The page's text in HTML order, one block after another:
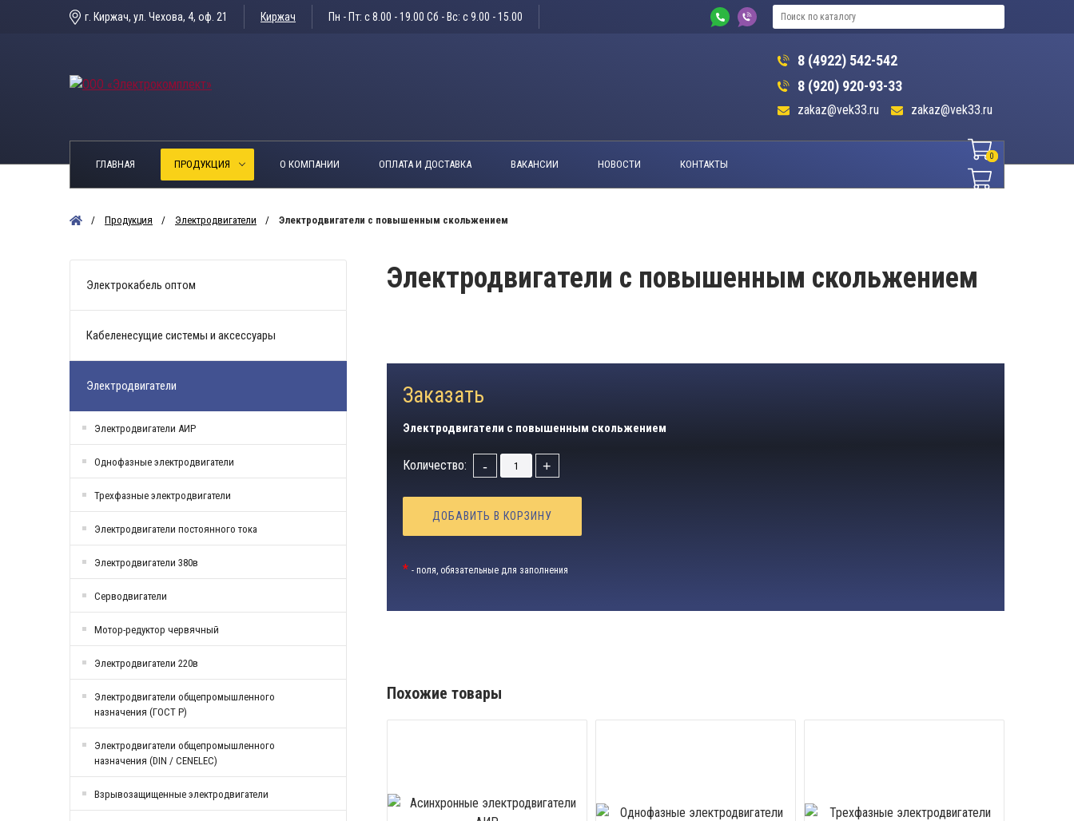
г. Киржач, ул. Чехова, 4, оф. 21 Киржач Пн - Пт: c 8.00 - 19.00 Сб - Вс: c 9.00 - 15.00
8 (4922) 542-542
8 (920) 920-93-33
zakaz@vek33.ru zakaz@vek33.ru
ГЛАВНАЯ ПРОДУКЦИЯ О КОМПАНИИ ОПЛАТА И ДОСТАВКА ВАКАНСИИ НОВОСТИ КОНТАКТЫ
00
Продукция Электродвигатели Электродвигатели с повышенным скольжением
Электродвигатели с повышенным скольжением
Заказать
Электродвигатели с повышенным скольжением
Количество: - +
ДОБАВИТЬ В КОРЗИНУ
* - поля, обязательные для заполнения
Похожие товары
Электрокабель оптом
Кабеленесущие системы и аксессуары
Электродвигатели
Электродвигатели АИР
Однофазные электродвигатели
Трехфазные электродвигатели
Электродвигатели постоянного тока
Электродвигатели 380в
Серводвигатели
Мотор-редуктор червячный
Электродвигатели 220в
Электродвигатели общепромышленного
назначения (ГОСТ Р)
Электродвигатели общепромышленного
назначения (DIN / CENELEC)
Взрывозащищенные электродвигатели